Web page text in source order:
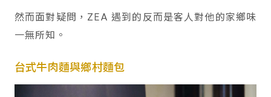
然而面對疑問，ZEA 遇到的反而是客人對他的家鄉味
一無所知。
台式牛肉麵與鄉村麵包